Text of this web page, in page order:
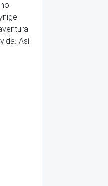
Así